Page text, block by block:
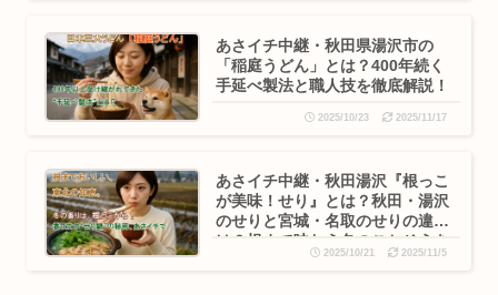
あさイチ中継・秋田県湯沢市の
「稲庭うどん」とは？400年続く
手延べ製法と職人技を徹底解説！
2025/10/23 2025/11/17
あさイチ中継・秋田湯沢『根っこ
が美味！せり』とは？秋田・湯沢
のせりと宮城・名取のせりの違い
は？根まで味わう冬のごちそうを
2025/10/21 2025/11/5